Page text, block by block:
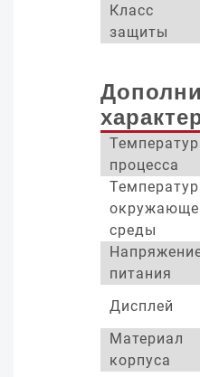
Класс
защиты
процесса
среды
питания
Дисплей
Материал
корпуса